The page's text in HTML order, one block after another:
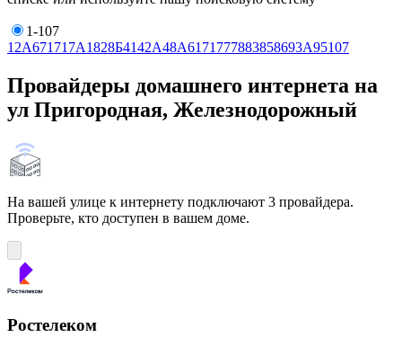
1-107
1 2А671717А1828Б4142А48А61 71 777883858693А95107
Провайдеры домашнего интернета на
ул Пригородная, Железнодорожный
На вашей улице к интернету подключают 3 провайдера.
Проверьте, кто доступен в вашем доме.
Ростелеком